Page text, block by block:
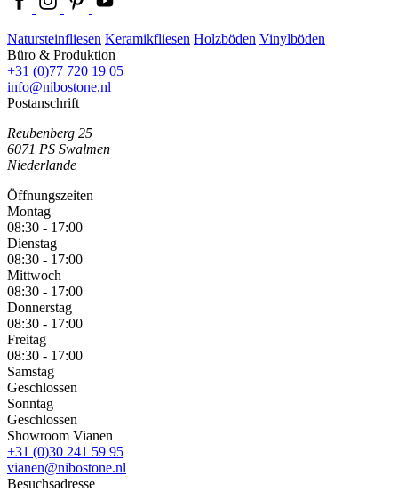
Natursteinfliesen Keramikfliesen Holzböden Vinylböden
Büro & Produktion
+31 (0)77 720 19 05
info@nibostone.nl
Postanschrift
Reubenberg 25
6071 PS Swalmen
Niederlande
Öffnungszeiten
Montag
08:30 - 17:00
Dienstag
08:30 - 17:00
Mittwoch
08:30 - 17:00
Donnerstag
08:30 - 17:00
Freitag
08:30 - 17:00
Samstag
Geschlossen
Sonntag
Geschlossen
Showroom Vianen
+31 (0)30 241 59 95
vianen@nibostone.nl
Besuchsadresse